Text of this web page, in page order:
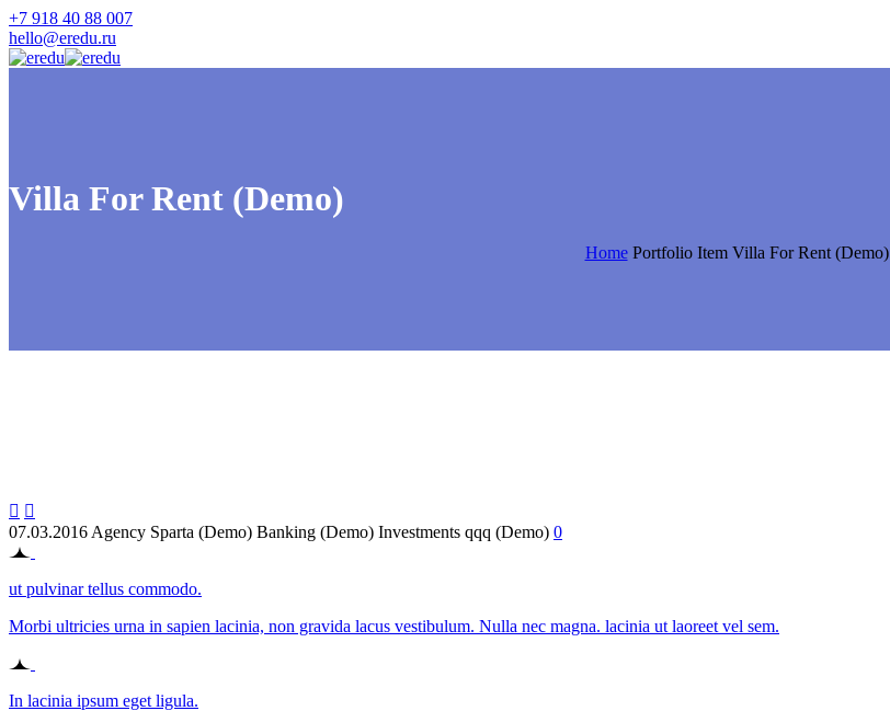
+7 918 40 88 007
hello@eredu.ru
Villa For Rent (Demo)
Home Portfolio Item Villa For Rent (Demo)
 
07.03.2016 Agency Sparta (Demo) Banking (Demo) Investments qqq (Demo) 0
ut pulvinar tellus commodo.
Morbi ultricies urna in sapien lacinia, non gravida lacus vestibulum. Nulla nec magna. lacinia ut laoreet vel sem.
In lacinia ipsum eget ligula.